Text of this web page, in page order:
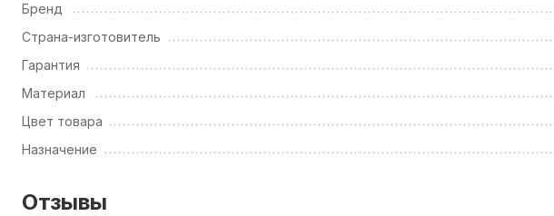
Бренд
Страна-изготовитель
Гарантия
Материал
Цвет товара
Назначение
Отзывы